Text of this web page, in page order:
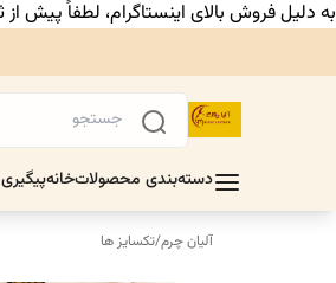
به دلیل فروش بالای اینستاگرام، لطفاً
دسته‌بندی محصولاتخانه
آلیان چرم/تکسایز ها